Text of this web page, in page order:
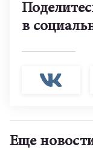
в
Еще